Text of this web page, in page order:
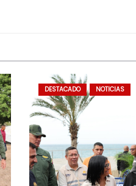
DESTACADO NOTICIAS